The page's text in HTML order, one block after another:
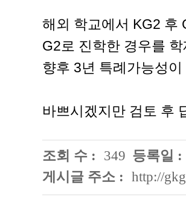
해외 학교에서 KG2 후
G2로 진학한 경우를
향후 3년 특례가능성
바쁘시겠지만 검토 후
조회 수 : 349 등록일 :
게시글 주소 : http://